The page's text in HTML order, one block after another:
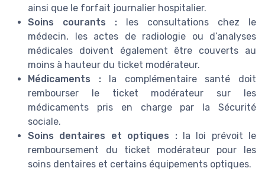
ainsi que le forfait journalier hospitalier.
Soins courants : les consultations chez le
médecin, les actes de radiologie ou d’analyses
médicales doivent également être couverts au
moins à hauteur du ticket modérateur.
Médicaments :la complémentaire santé doit
rembourser le ticket modérateur sur les
médicaments pris en charge par la Sécurité
sociale.
Soins dentaires et optiques :la loi prévoit le
remboursement du ticket modérateur pour les
soins dentaires et certains équipements optiques.